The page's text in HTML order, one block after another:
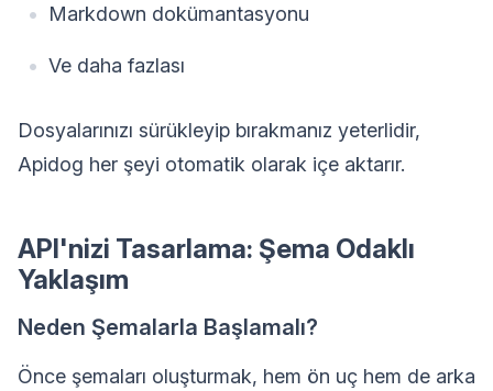
Markdown dokümantasyonu
Ve daha fazlası
Dosyalarınızı sürükleyip bırakmanız yeterlidir,
Apidog her şeyi otomatik olarak içe aktarır.
API'nizi Tasarlama: Şema Odaklı
Yaklaşım
Neden Şemalarla Başlamalı?
Önce şemaları oluşturmak, hem ön uç hem de arka